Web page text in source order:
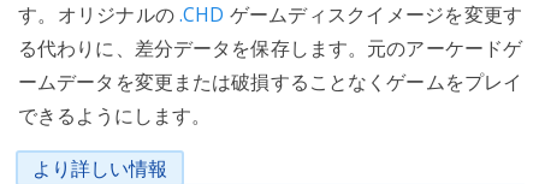
す。オリジナルの.CHD ゲームディスクイメージを変更す
る代わりに、差分データを保存します。元のアーケードゲ
ームデータを変更または破損することなくゲームをプレイ
できるようにします。
より詳しい情報